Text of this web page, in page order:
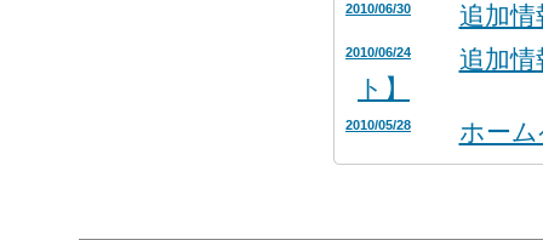
2010/06/30 追加情
2010/06/24
追加
ト】
2010/05/28 ホー